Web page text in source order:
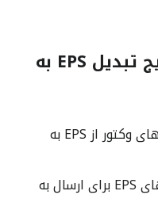
موارد استفاده رایج تبدیل EPS به
تبدیل لوگوها و طرح‌های وکتور از EPS به
آماده کردن گرافیک‌های EPS برای ارسال به